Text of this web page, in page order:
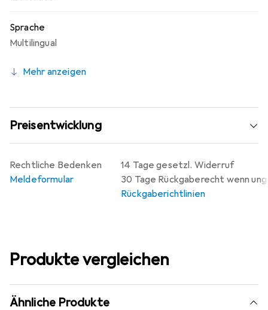
Sprache
Multilingual
Mehr anzeigen
Preisentwicklung
14 Tage gesetzl. Widerruf
30 Tage Rückgaberecht wenn
Rückgaberichtlinien
Rechtliche Bedenken
Meldeformular
Produkte vergleichen
Ähnliche Produkte